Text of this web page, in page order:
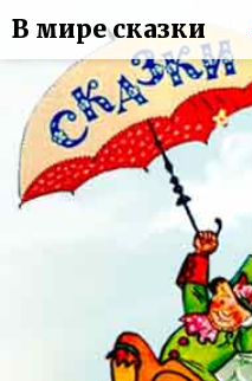
В мире сказки